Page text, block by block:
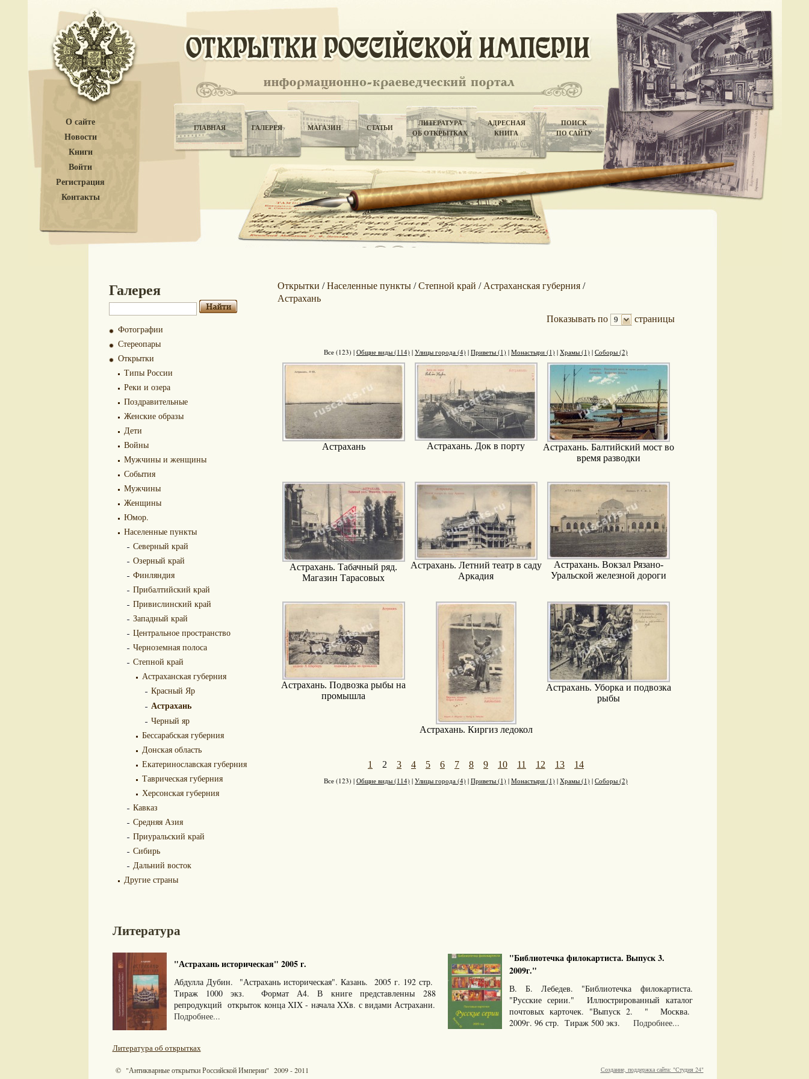
О сайте
Новости
Книги
Войти
Регистрация
Контакты
ГЛАВНАЯ ГАЛЕРЕЯ МАГАЗИН СТАТЬИ
ЛИТЕРАТУРА
ОБ ОТКРЫТКАХ
АДРЕСНАЯ
КНИГА
ПОИСК
ПО САЙТУ
Галерея
Фотографии
Стереопары
Открытки
Типы России
Реки и озера
Поздравительные
Женские образы
Дети
Войны
Мужчины и женщины
События
Мужчины
Женщины
Юмор.
Населенные пункты
Северный край
Озерный край
Финляндия
Прибалтийский край
Привислинский край
Западный край
Центральное пространство
Черноземная полоса
Степной край
Астраханская губерния
Красный Яр
Астрахань
Черный яр
Бессарабская губерния
Донская область
Екатеринославская губерния
Таврическая губерния
Херсонская губерния
Кавказ
Средняя Азия
Приуральский край
Сибирь
Дальний восток
Другие страны
Открытки /Населенные пункты/Степной край / Астраханская губерния/
Астрахань
Показывать по 9 страницы
Все (123) | Общие виды (114) | Улицы города (4) | Приветы (1) | Монастыри (1) | Храмы (1) | Соборы (2)
Астрахань Астрахань. Док в порту
Астрахань. Балтийский мост во
время разводки
Астрахань. Табачный ряд.
Магазин Тарасовых
Астрахань. Летний театр в саду
Аркадия
Астрахань. Вокзал Рязано-
Уральской железной дороги
Астрахань. Подвозка рыбы на
промышла
Астрахань. Киргиз ледокол
Астрахань. Уборка и подвозка
рыбы
1 2 3 4 5 6 7 8 9 10 11 12 13 14
Все (123) | Общие виды (114) | Улицы города (4) | Приветы (1) | Монастыри (1) | Храмы (1) | Соборы (2)
Литература
"Астрахань историческая" 2005 г.
Абдулла Дубин. "Астрахань историческая". Казань. 2005 г. 192 стр.
Тираж 1000 экз. Формат А4. В книге представленны 288
репродукций открыток конца XIX - начала XXв. с видами Астрахани.
Подробнее...
"Библиотечка филокартиста. Выпуск 3.
2009г."
В. Б. Лебедев. "Библиотечка филокартиста.
"Русские серии." Иллюстрированный каталог
почтовых карточек. "Выпуск 2. " Москва.
2009г. 96 стр. Тираж 500 экз. Подробнее...
Литература об открытках
© "Антикварные открытки Российской Империи" 2009 - 2011 Создание, поддержка сайта: "Студия 24"